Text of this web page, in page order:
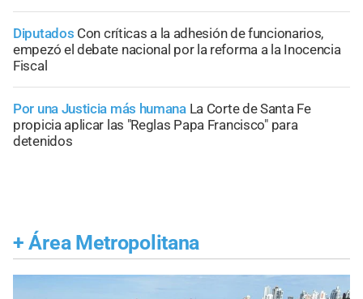
Diputados Con críticas a la adhesión de funcionarios,
empezó el debate nacional por la reforma a la Inocencia
Fiscal
Por una Justicia más humana La Corte de Santa Fe
propicia aplicar las "Reglas Papa Francisco" para
detenidos
+ Área Metropolitana